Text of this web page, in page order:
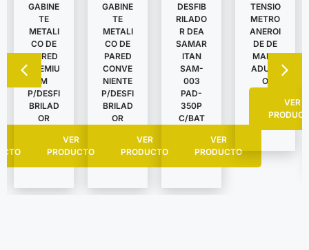
GABINE
TE
METALI
CO DE
PARED
PREMIU
M
P/DESFI
BRILAD
OR
VER
PRODUCTO
GABINE
TE
METALI
CO DE
PARED
CONVE
NIENTE
P/DESFI
BRILAD
OR
VER
PRODUCTO
DESFIB
RILADO
R DEA
SAMAR
ITAN
SAM-
003
PAD-
350P
C/BAT
VER
PRODUCTO
TENSIO
METRO
ANEROI
DE DE
MANO
ADULT
O
VER